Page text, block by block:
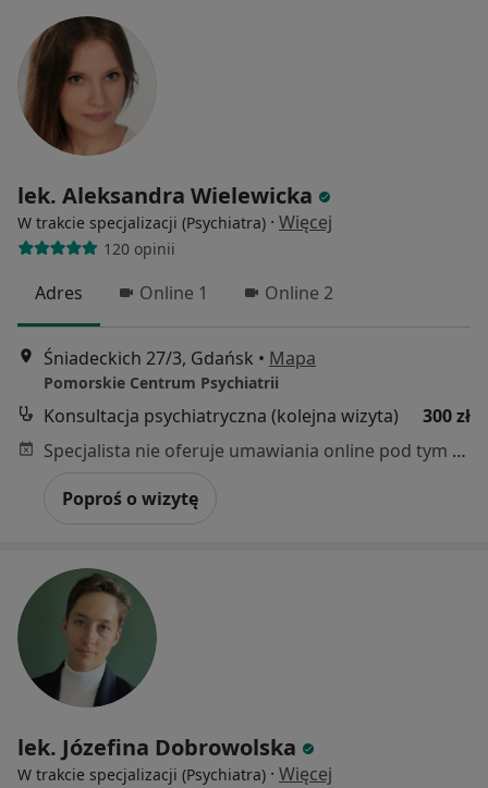
lek. Aleksandra Wielewicka
W trakcie specjalizacji (Psychiatra) · Więcej
120 opinii
Adres Online 1 Online 2
Śniadeckich 27/3, Gdańsk • Mapa
Pomorskie Centrum Psychiatrii
Konsultacja psychiatryczna (kolejna wizyta)
300 zł
Specjalista nie oferuje umawiania online pod tym adresem.
Poproś o wizytę
lek. Józefina Dobrowolska
W trakcie specjalizacji (Psychiatra) · Więcej